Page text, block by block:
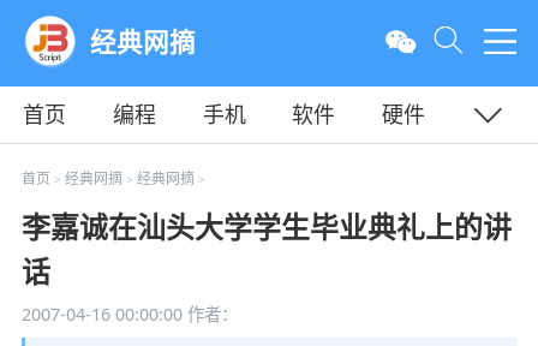
经典网摘
首页 编程 手机 软件
硬件
教程
平面 服务器
首页 > 经典网摘 > 经典网摘 >
李嘉诚在汕头大学学生毕业典礼上的讲
话
2007-04-16 00:00:00作者：